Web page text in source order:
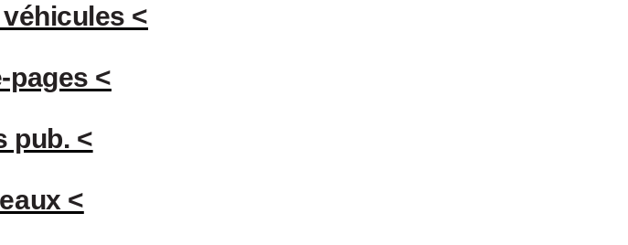
<
pages <
pub. <
<